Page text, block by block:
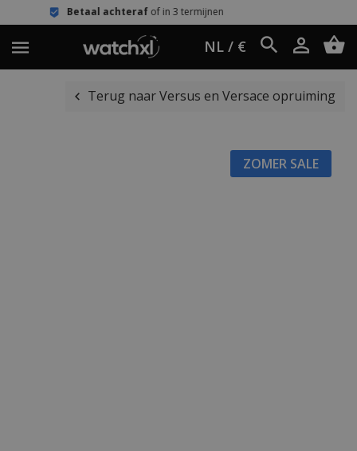
achterafof in 3 termijnen
NL / €
Terug naar Versus en Versace opruiming
ZOMER SALE